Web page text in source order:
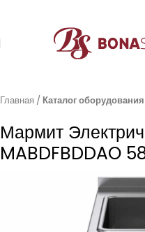
Главная Каталог оборудования
Мармит
MABDFBDDAO